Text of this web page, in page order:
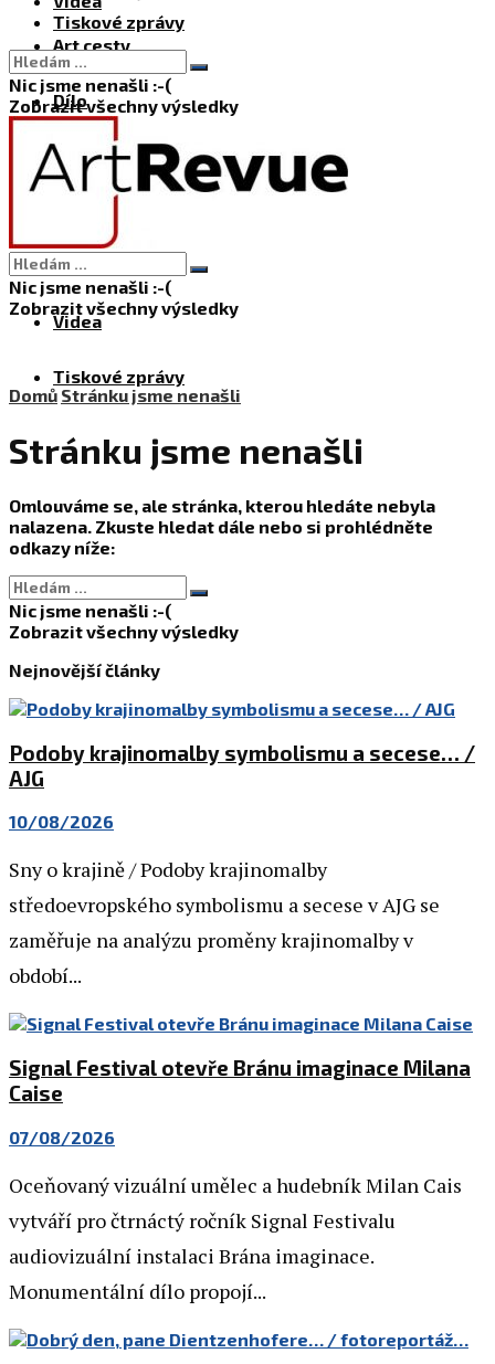
Art cesty
Dílo
Knihy
Videa
Tiskové zprávy
Tiskové zprávy
Nic jsme nenašli :-(
Zobrazit všechny výsledky
Nic jsme nenašli :-(
Zobrazit všechny výsledky
Domů Stránku jsme nenašli
Stránku jsme nenašli
Omlouváme se, ale stránka, kterou hledáte nebyla
nalazena. Zkuste hledat dále nebo si prohlédněte
odkazy níže:
Nic jsme nenašli :-(
Zobrazit všechny výsledky
Nejnovější články
Podoby krajinomalby symbolismu a secese… /
AJG
10/08/2026
Sny o krajině / Podoby krajinomalby
středoevropského symbolismu a secese v AJG se
zaměřuje na analýzu proměny krajinomalby v
období...
Signal Festival otevře Bránu imaginace Milana
Caise
07/08/2026
Oceňovaný vizuální umělec a hudebník Milan Cais
vytváří pro čtrnáctý ročník Signal Festivalu
audiovizuální instalaci Brána imaginace.
Monumentální dílo propojí...